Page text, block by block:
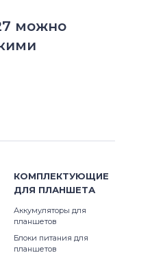
можно
КОМПЛЕКТУЮЩИЕ
ДЛЯ ПЛАНШЕТА
Аккумуляторы для
планшетов
Блоки питания для
планшетов